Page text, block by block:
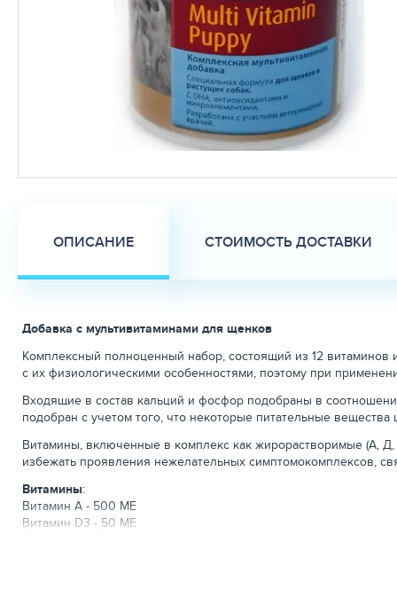
ОПИСАНИЕ СТОИМОСТЬ ДОСТАВКИ
Добавка с мультивитаминами для щенков
Комплексный полноценный набор, состоящий из 12 витаминов
с их физиологическими особенностями, поэтому при
Входящие в состав кальций и фосфор подобраны в
подобран с учетом того, что некоторые питательные
Витамины, включенные в комплекс как жирорастворимые (А,
избежать проявления нежелательных симптомокомплексов,
Витамины:
Витамин A - 500 МЕ
Витамин D3 - 50 МЕ